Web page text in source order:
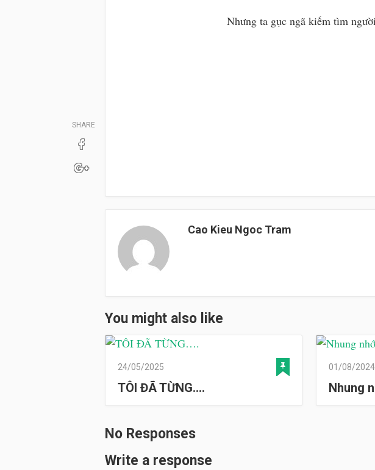
Nhưng ta gục ngã kiếm tìm
SHARE
Cao Kieu Ngoc Tram
You might also like
24/05/2025
TÔI ĐÃ TỪNG….
01/08/2024
Nhung
No Responses
Write a response